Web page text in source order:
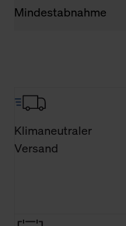
Mindestabnahme
Klimaneutraler
Versand